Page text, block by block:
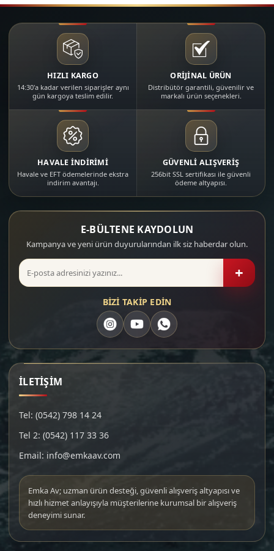
HIZLI KARGO
14:30'a kadar verilen siparişler aynı
gün kargoya teslim edilir.
ORİJİNAL ÜRÜN
Distribütör garantili, güvenilir ve
markalı ürün seçenekleri.
HAVALE İNDİRİMİ
Havale ve EFT ödemelerinde ekstra
indirim avantajı.
GÜVENLİ ALIŞVERİŞ
256bit SSL sertifikası ile güvenli
ödeme altyapısı.
E-BÜLTENE KAYDOLUN
Kampanya ve yeni ürün duyurularından ilk siz haberdar olun.
+
BİZİ TAKİP EDİN
İLETİŞİM
Tel: (0542) 798 14 24
Tel 2: (0542) 117 33 36
Email: info@emkaav.com
Emka Av; uzman ürün desteği, güvenli alışveriş altyapısı ve
hızlı hizmet anlayışıyla müşterilerine kurumsal bir alışveriş
deneyimi sunar.